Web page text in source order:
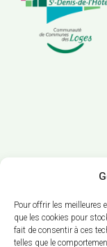
Pour offrir les meilleures
que les cookies pour
fait de consentir à ces
telles que le